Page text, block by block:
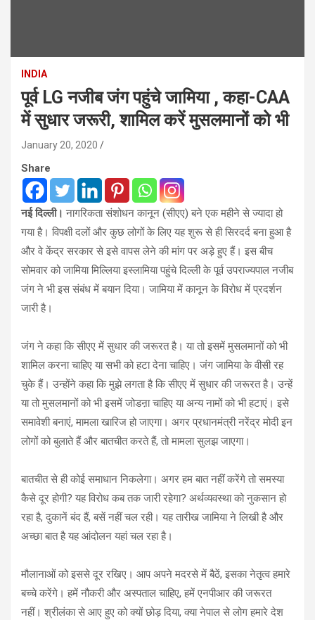
INDIA
पूर्व LG नजीब जंग पहुंचे जामिया , कहा-CAA
में सुधार जरूरी, शामिल करें मुसलमानों को भी
January 20, 2020
Share
नई दिल्ली। नागरिकता संशोधन कानून (सीएए) बने एक महीने से ज्यादा हो
गया है। विपक्षी दलों और कुछ लोगों के लिए यह शुरू से ही सिरदर्द बना हुआ है
और वे केंद्र सरकार से इसे वापस लेने की मांग पर अड़े हुए हैं। इस बीच
सोमवार को जामिया मिल्लिया इस्लामिया पहुंचे दिल्ली के पूर्व उपराज्यपाल नजीब
जंग ने भी इस संबंध में बयान दिया। जामिया में कानून के विरोध में प्रदर्शन
जारी है।
जंग ने कहा कि सीएए में सुधार की जरूरत है। या तो इसमें मुसलमानों को भी
शामिल करना चाहिए या सभी को हटा देना चाहिए। जंग जामिया के वीसी रह
चुके हैं। उन्होंने कहा कि मुझे लगता है कि सीएए में सुधार की जरूरत है। उन्हें
या तो मुसलमानों को भी इसमें जोडऩा चाहिए या अन्य नामों को भी हटाएं। इसे
समावेशी बनाएं, मामला खारिज हो जाएगा। अगर प्रधानमंत्री नरेंद्र मोदी इन
लोगों को बुलाते हैं और बातचीत करते हैं, तो मामला सुलझ जाएगा।
बातचीत से ही कोई समाधान निकलेगा। अगर हम बात नहीं करेंगे तो समस्या
कैसे दूर होगी? यह विरोध कब तक जारी रहेगा? अर्थव्यवस्था को नुकसान हो
रहा है, दुकानें बंद हैं, बसें नहीं चल रही। यह तारीख जामिया ने लिखी है और
अच्छा बात है यह आंदोलन यहां चल रहा है।
मौलानाओं को इससे दूर रखिए। आप अपने मदरसे में बैठें, इसका नेतृत्व हमारे
बच्चे करेंगे। हमें नौकरी और अस्पताल चाहिए, हमें एनपीआर की जरूरत
नहीं। श्रीलंका से आए हुए को क्यों छोड़ दिया, क्या नेपाल से लोग हमारे देश